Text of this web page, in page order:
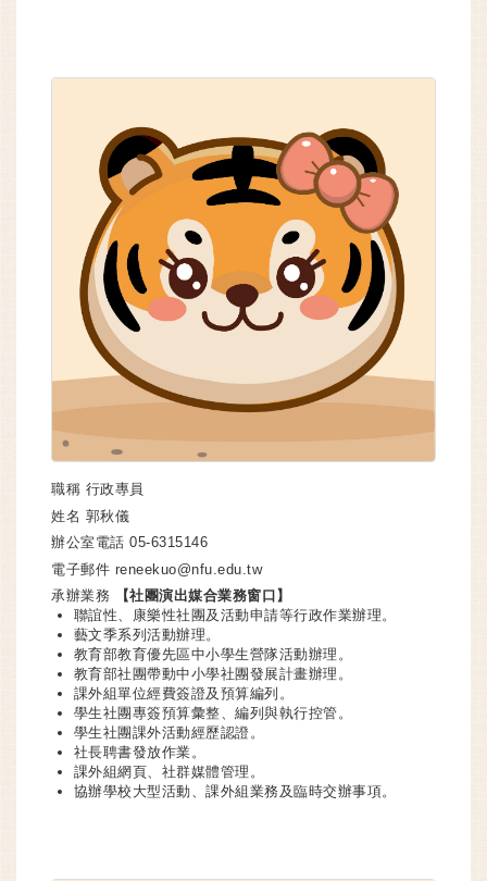
職稱 行政專員
姓名 郭秋儀
辦公室電話 05-6315146
電子郵件 reneekuo@nfu.edu.tw
承辦業務
【社團演出媒合業務窗口】
聯誼性、康樂性社團及活動申請等行政作業辦理。
藝文季系列活動辦理。
教育部教育優先區中小學生營隊活動辦理。
教育部社團帶動中小學社團發展計畫辦理。
課外組單位經費簽證及預算編列。
學生社團專簽預算彙整、編列與執行控管。
學生社團課外活動經歷認證。
社長聘書發放作業。
課外組網頁、社群媒體管理。
協辦學校大型活動、課外組業務及臨時交辦事項。